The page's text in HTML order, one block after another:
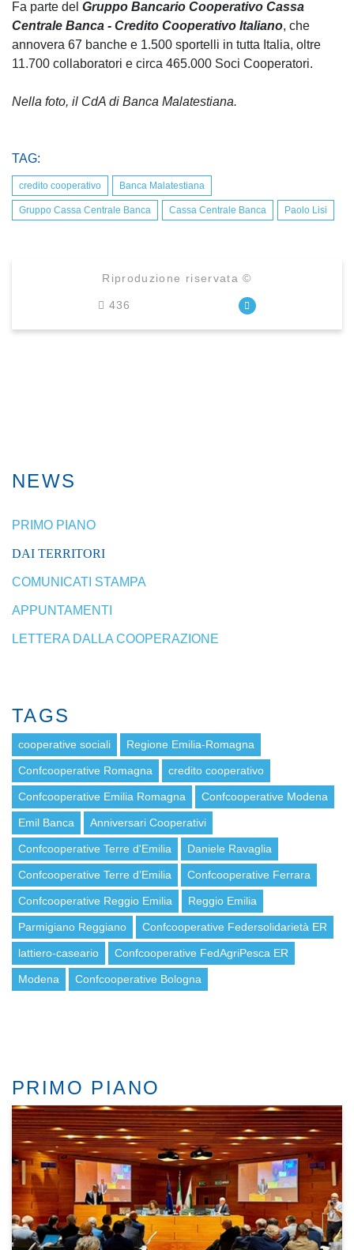
Fa parte del Gruppo Bancario Cooperativo Cassa
Centrale Banca - Credito Cooperativo Italiano, che
annovera 67 banche e 1.500 sportelli in tutta Italia, oltre
11.700 collaboratori e circa 465.000 Soci Cooperatori.
Nella foto, il CdA di Banca Malatestiana.
TAG:
credito cooperativo Banca Malatestiana
Gruppo Cassa Centrale Banca Cassa Centrale Banca Paolo Lisi
Riproduzione riservata ©
436
NEWS
PRIMO PIANO
DAI TERRITORI
COMUNICATI STAMPA
APPUNTAMENTI
LETTERA DALLA COOPERAZIONE
TAGS
cooperative sociali Regione Emilia-Romagna
Confcooperative Romagna credito cooperativo
Confcooperative Emilia Romagna Confcooperative Modena
Emil Banca Anniversari Cooperativi
Confcooperative Terre d'Emilia Daniele Ravaglia
Confcooperative Terre d’Emilia Confcooperative Ferrara
Confcooperative Reggio Emilia Reggio Emilia
Parmigiano Reggiano Confcooperative Federsolidarietà ER
lattiero-caseario Confcooperative FedAgriPesca ER
Modena Confcooperative Bologna
PRIMO PIANO